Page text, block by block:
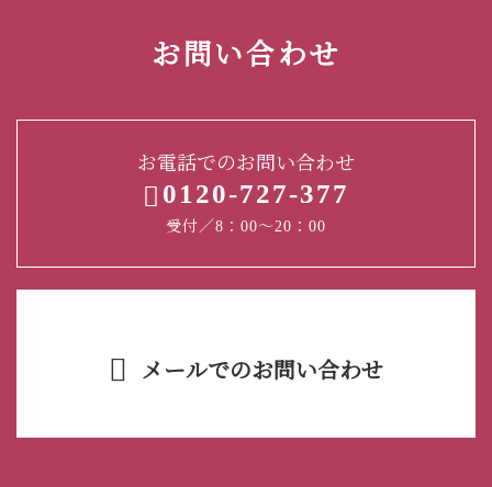
お問い合わせ
お電話でのお問い合わせ
0120-727-377
受付／8：00～20：00
メールでのお問い合わせ